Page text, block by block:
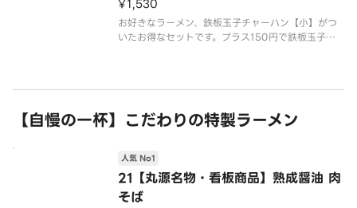
¥1,530
お好きなラーメン、鉄板玉子チャーハン【小】がつ
いたお得なセットです。プラス150円で鉄板玉子チ
【自慢の一杯】こだわりの特製ラーメン
21【丸源名物・看板商品】熟成醤油 肉
そば
人気 No1